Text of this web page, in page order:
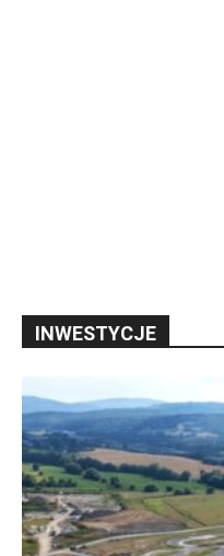
INWESTYCJE